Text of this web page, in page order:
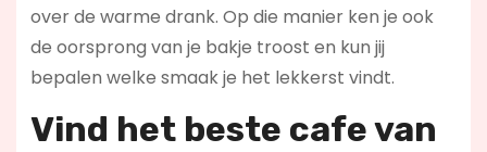
over de warme drank. Op die manier ken je ook
de oorsprong van je bakje troost en kun jij
bepalen welke smaak je het lekkerst vindt.
Vind het beste cafe van